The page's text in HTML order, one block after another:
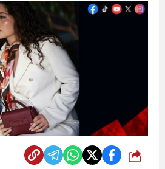
شارك